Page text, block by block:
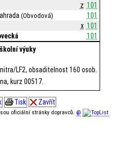
z 101
(Obvodová)
101
x 101
101
výuky
LF2, obsaditelnost 160 osob.
kurz 00517.
Tisk Zavřít
oficiální stránky dopravců. @